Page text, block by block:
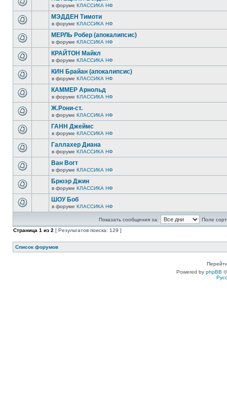
в форуме КЛАССИКА НФ
МЭДДЕН Тимоти
в форуме КЛАССИКА НФ
МЕРЛЬ Робер (апокалипсис)
в форуме КЛАССИКА НФ
КРАЙТОН Майкл
в форуме КЛАССИКА НФ
КИН Брайан (апокалипсис)
в форуме КЛАССИКА НФ
КАММЕР Арнольд
в форуме КЛАССИКА НФ
Ж.Рони-ст.
в форуме КЛАССИКА НФ
ГАНН Джеймс
в форуме КЛАССИКА НФ
Галлахер Диана
в форуме КЛАССИКА НФ
Ван Вогт
в форуме КЛАССИКА НФ
Брюэр Джин
в форуме КЛАССИКА НФ
ШОУ Боб
в форуме КЛАССИКА НФ
Показать сообщения за:
Поле
Страница 1 из 2 [ Результатов поиска: 129 ]
Список форумов
Powered by phpBB